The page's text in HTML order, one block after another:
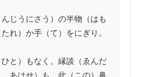
じうにさう）の半物（はも
れ）か手（て）をにぎり。
と）もなく。縁談（ゑんだ
あはせ）も。此（この）鼻